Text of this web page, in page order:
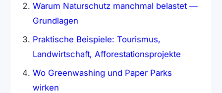
Warum Naturschutz manchmal belastet —
Grundlagen
Praktische Beispiele: Tourismus,
Landwirtschaft, Afforestationsprojekte
Wo Greenwashing und Paper Parks
wirken